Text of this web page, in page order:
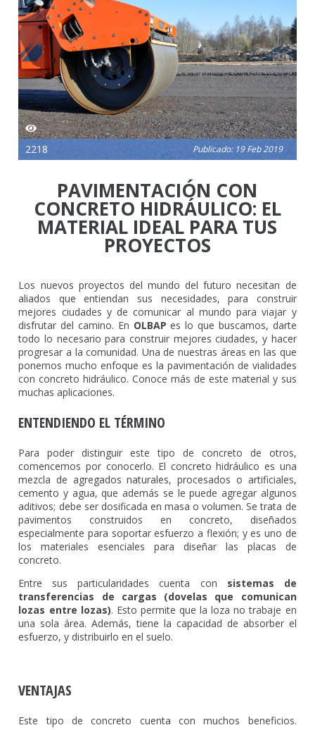
2218 Publicado: 19 Feb 2019
PAVIMENTACIÓN CON
CONCRETO HIDRÁULICO: EL
MATERIAL IDEAL PARA TUS
PROYECTOS
Los nuevos proyectos del mundo del futuro necesitan de
aliados que entiendan sus necesidades, para construir
mejores ciudades y de comunicar al mundo para viajar y
disfrutar del camino. En OLBAP es lo que buscamos, darte
todo lo necesario para construir mejores ciudades, y hacer
progresar a la comunidad. Una de nuestras áreas en las que
ponemos mucho enfoque es la pavimentación de vialidades
con concreto hidráulico. Conoce más de este material y sus
muchas aplicaciones.
ENTENDIENDO EL TÉRMINO
Para poder distinguir este tipo de concreto de otros,
comencemos por conocerlo. El concreto hidráulico es una
mezcla de agregados naturales, procesados o artificiales,
cemento y agua, que además se le puede agregar algunos
aditivos; debe ser dosificada en masa o volumen. Se trata de
pavimentos construidos en concreto, diseñados
especialmente para soportar esfuerzo a flexión; y es uno de
los materiales esenciales para diseñar las placas de
concreto.
Entre sus particularidades cuenta con sistemas de
transferencias de cargas (dovelas que comunican
lozas entre lozas). Esto permite que la loza no trabaje en
una sola área. Además, tiene la capacidad de absorber el
esfuerzo, y distribuirlo en el suelo.
VENTAJAS
Este tipo de concreto cuenta con muchos beneficios.